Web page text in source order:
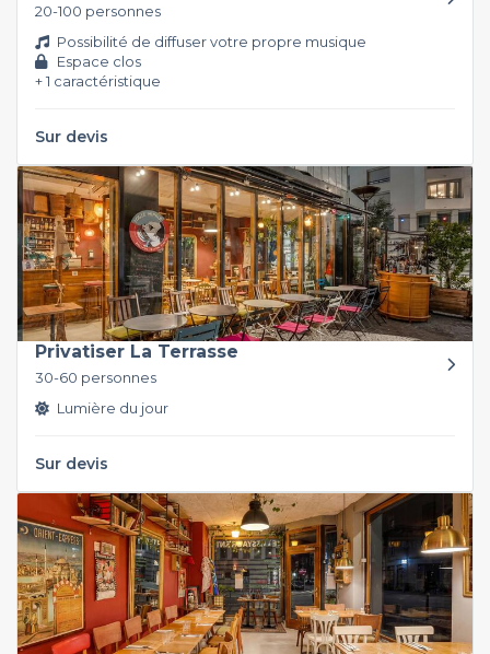
20-100 personnes
Possibilité de diffuser votre propre musique
Espace clos
+ 1 caractéristique
Sur devis
Privatiser La Terrasse
30-60 personnes
Lumière du jour
Sur devis